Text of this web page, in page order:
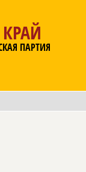
ПАРТИЯ